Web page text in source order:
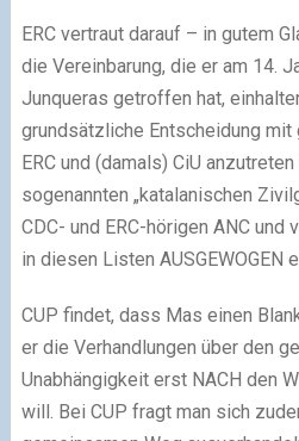
ERC vertraut darauf – in gutem
die Vereinbarung, die er am 14.
Junqueras getroffen hat,
grundsätzliche Entscheidung
ERC und (damals) CiU
sogenannten „katalanischen
CDC- und ERC-hörigen ANC und
in diesen Listen AUSGEWOGEN
CUP findet, dass Mas einen
er die Verhandlungen über den
Unabhängigkeit erst NACH den
will. Bei CUP fragt man sich